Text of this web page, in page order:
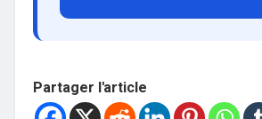
Partager l'article